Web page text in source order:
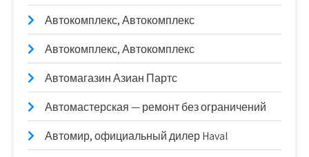
Автокомплекс, Автокомплекс
Автокомплекс, Автокомплекс
Автомагазин Азиан Партс
Автомастерская — ремонт без ограничений
Автомир, официальный дилер Haval